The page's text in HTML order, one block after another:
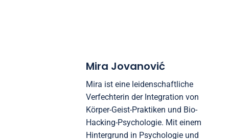
Mira Jovanović
Mira ist eine leidenschaftliche
Verfechterin der Integration von
Körper-Geist-Praktiken und Bio-
Hacking-Psychologie. Mit einem
Hintergrund in Psychologie und